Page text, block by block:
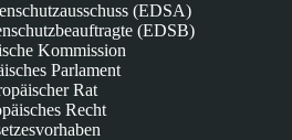
(EDSA)
(EDSB)
Kommission
Parlament
Rat
Recht